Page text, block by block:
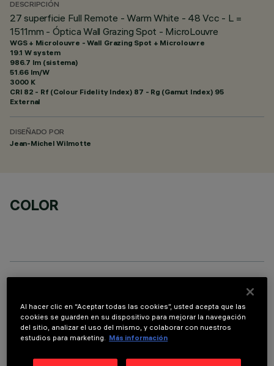
DESCRIPCIÓN
27 superficie Full Remote - Warm White - 48 Vcc - L =
1511mm - Óptica Wall Grazing Spot - MicroLouvre
WGS + Microlouvre - Wall Grazing Spot + Microlouvre
19.1 W system
986.7 lm (sistema)
51.66 lm/W
3000 K
CRI 82 - Rf (Colour Fidelity Index) 87 - Rg (Gamut Index) 95
External
DISEÑADO POR
Jean-Michel Wilmotte
COLOR
Al hacer clic en “Aceptar todas las cookies”, usted acepta que las
cookies se guarden en su dispositivo para mejorar la navegación
del sitio, analizar el uso del mismo, y colaborar con nuestros
estudios para marketing. Más información